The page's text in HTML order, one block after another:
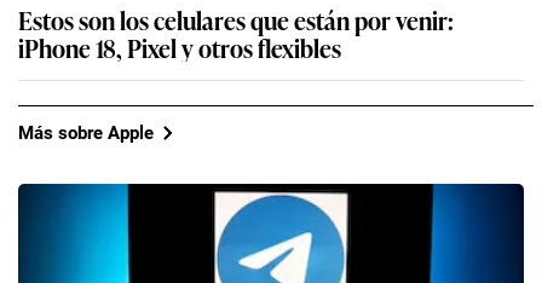
Estos son los celulares que están por venir:
iPhone 18, Pixel y otros flexibles
Más sobre Apple